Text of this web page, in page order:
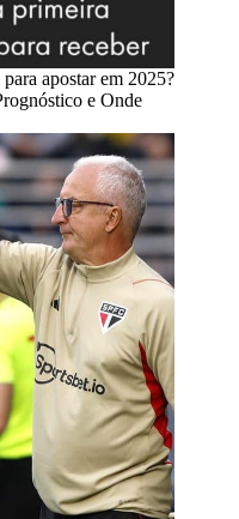
apostar em 2025?
e Onde